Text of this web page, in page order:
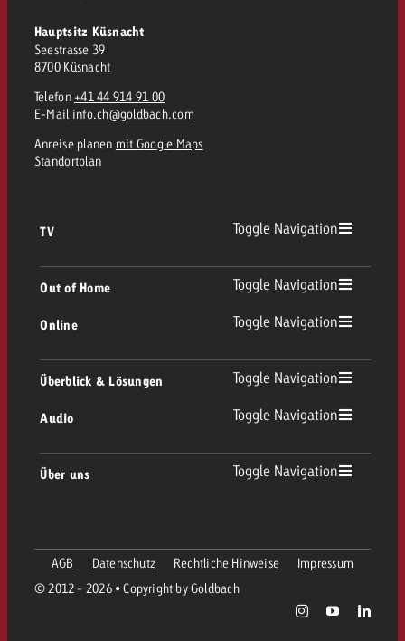
Hauptsitz Küsnacht
Seestrasse 39
8700 Küsnacht
Telefon +41 44 914 91 00
E-Mail info.ch@goldbach.com
Anreise planen mit Google Maps
Standortplan
TV Toggle Navigation
Werberichtlinien
Out of Home Toggle Navigation
Out of Home Übersicht
Plakatwerbung
Digital Out of Home
Kontaktiere das OOH-Team
Online Toggle Navigation
Werbemittel-Anlieferung
Überblick & Lösungen Toggle Navigation
Beratung & Crossmedia
Werbeformate
Audio Toggle Navigation
Digital Audio
Über uns Toggle Navigation
Team
© 2012 - 2026 • Copyright by Goldbach
AGB Datenschutz Rechtliche Hinweise Impressum